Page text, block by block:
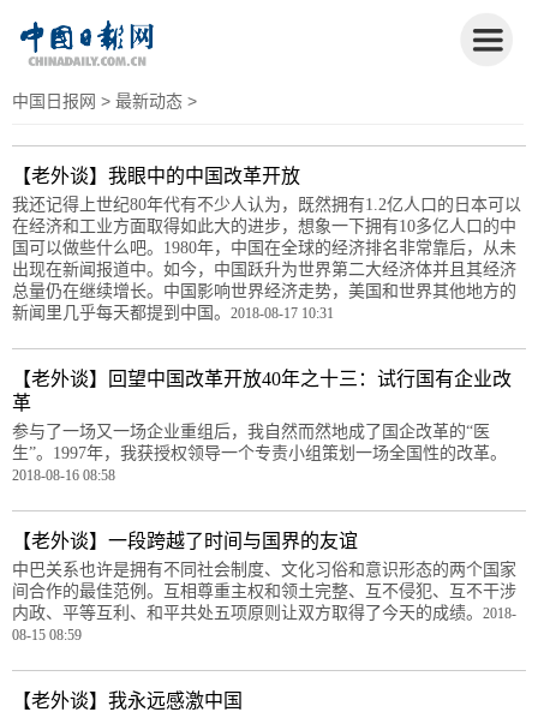
中国日报网 > 最新动态 >
【老外谈】我眼中的中国改革开放
我还记得上世纪80年代有不少人认为，既然拥有1.2亿人口的日本可以
在经济和工业方面取得如此大的进步，想象一下拥有10多亿人口的中
国可以做些什么吧。1980年，中国在全球的经济排名非常靠后，从未
出现在新闻报道中。如今，中国跃升为世界第二大经济体并且其经济
总量仍在继续增长。中国影响世界经济走势，美国和世界其他地方的
新闻里几乎每天都提到中国。 2018-08-17 10:31
【老外谈】回望中国改革开放40年之十三：试行国有企业改
革
参与了一场又一场企业重组后，我自然而然地成了国企改革的“医
生”。1997年，我获授权领导一个专责小组策划一场全国性的改革。
2018-08-16 08:58
【老外谈】一段跨越了时间与国界的友谊
中巴关系也许是拥有不同社会制度、文化习俗和意识形态的两个国家
间合作的最佳范例。互相尊重主权和领土完整、互不侵犯、互不干涉
内政、平等互利、和平共处五项原则让双方取得了今天的成绩。 2018-
08-15 08:59
【老外谈】我永远感激中国